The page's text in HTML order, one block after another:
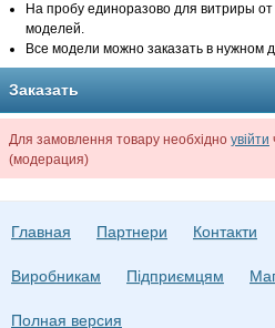
На пробу единоразово для витриры
моделей.
Все модели можно заказать в нужном
Заказать
Для замовлення товару необхідно увійти
(модерация)
Главная Партнери Контакти
Виробникам Підприємцям
Полная версия